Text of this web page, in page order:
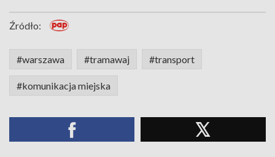
Źródło:
#warszawa #tramawaj #transport
#komunikacja miejska